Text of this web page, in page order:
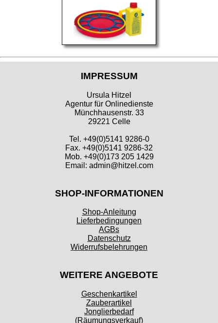
IMPRESSUM
Ursula Hitzel
Agentur für Onlinedienste
Münchhausenstr. 33
29221 Celle
Tel. +49(0)5141 9286-0
Fax. +49(0)5141 9286-32
Mob. +49(0)173 205 1429
Email: admin@hitzel.com
SHOP-INFORMATIONEN
Shop-Anleitung
Lieferbedingungen
AGBs
Datenschutz
Widerrufsbelehrungen
WEITERE ANGEBOTE
Geschenkartikel
Zauberartikel
Jonglierbedarf
(Räumungsverkauf)